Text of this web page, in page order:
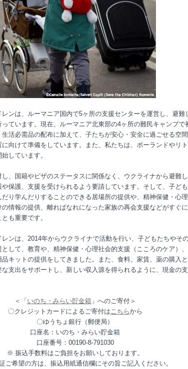
ンは、ルーマニア国内で5ヶ所の支援センターを運営し、避難
ています。現在、ルーマニア北東部の4ヶ所の難民キャンプで
活必需品の配布に加えて、子たちが安心・安全に過ごせる空間
に向けて準備をしています。また、私たちは、ポーランドやリ
しています。
、国籍やビザのステータスに関係なく、ウクライナから避難し
保護、支援を受けられるよう要請しています。そして、子ど
り学んだりすることのできる居場所の提供や、精神保健・心
情報の提供、離ればなれになった家族の再会支援などがすぐ
も重要です。
ンは、2014年からウクライナで活動を行い、子どもたちやそ
して、教育や、精神保健・心理社会的支援（こころのケア）
キットの提供をしてきました。また、食料、家賃、薬の購入
支出をサポートし、新しい収入源を得られるように、現金の
＜「 いのち・みらい貯金箱」へのご寄付＞
〇クレジットカードによるご寄付はこちらから
〇ゆうちょ銀行（郵便局）
口座名：いのち・みらい貯金箱
口座番号：00190-8-791030
※ 振込手数料はご負担をお願いしております。
ご希望の方は、振込用紙通信欄にその旨ご記入ください。